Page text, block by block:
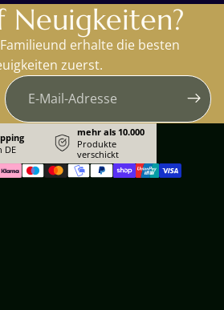
Neuigkeiten?
erhalte die besten
zuerst.
DE
mehr als 10.000
Produkte
verschickt